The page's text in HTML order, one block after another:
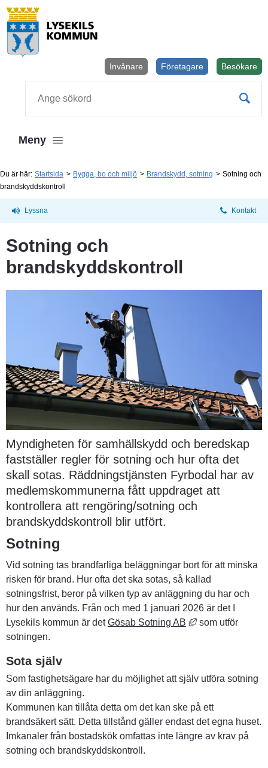
Besökare
Företagare
Invånare
Meny
Du är här: Startsida Bygga, bo och miljö Brandskydd, sotning
Sotning och
brandskyddskontroll
Lyssna Kontakt
Sotning och
brandskyddskontroll
Myndigheten för samhällskydd och beredskap
fastställer regler för sotning och hur ofta det
skall sotas. Räddningstjänsten Fyrbodal har av
medlemskommunerna fått uppdraget att
kontrollera att rengöring/sotning och
brandskyddskontroll blir utfört.
Sotning
Vid sotning tas brandfarliga beläggningar bort för att minska
risken för brand. Hur ofta det ska sotas, så kallad
sotningsfrist, beror på vilken typ av anläggning du har och
hur den används. Från och med 1 januari 2026 är det I
Lysekils kommun är det Gösab Sotning AB Länk till annan
som utför
sotningen.
Sota själv
Som fastighetsägare har du möjlighet att själv utföra sotning
av din anläggning.
Kommunen kan tillåta detta om det kan ske på ett
brandsäkert sätt. Detta tillstånd gäller endast det egna huset.
Imkanaler från bostadskök omfattas inte längre av krav på
sotning och brandskyddskontroll.